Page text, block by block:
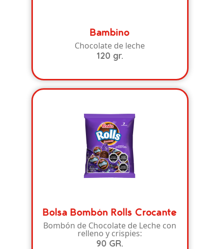
Bambino
Chocolate de leche
120 gr.
Bolsa Bombón Rolls Crocante
Bombón de Chocolate de Leche con
relleno y crispies:
90 GR.